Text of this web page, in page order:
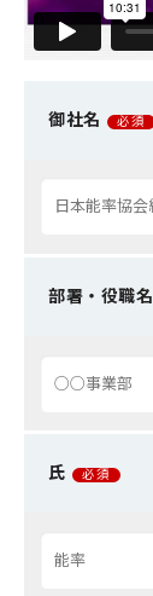
御社名 必須
部署・役職名
氏 必須